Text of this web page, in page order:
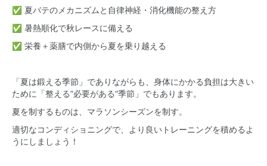
✅ 夏バテのメカニズムと自律神経・消化機能の整え方
✅ 暑熱順化で秋レースに備える
✅ 栄養＋薬膳で内側から夏を乗り越える
「夏は鍛える季節」でありながらも、身体にかかる負担は大きい
ために「整える”必要がある”季節」でもあります。
夏を制するものは、マラソンシーズンを制す。
適切なコンディショニングで、より良いトレーニングを積めるよ
うにしましょう！